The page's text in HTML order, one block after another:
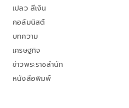
เปลว สีเงิน
คอลัมนิสต์
บทความ
เศรษฐกิจ
ข่าวพระราชสำนัก
หนังสือพิมพ์